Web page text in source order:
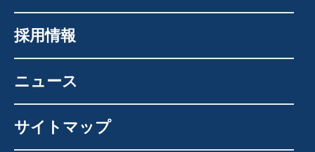
採用情報
ニュース
サイトマップ